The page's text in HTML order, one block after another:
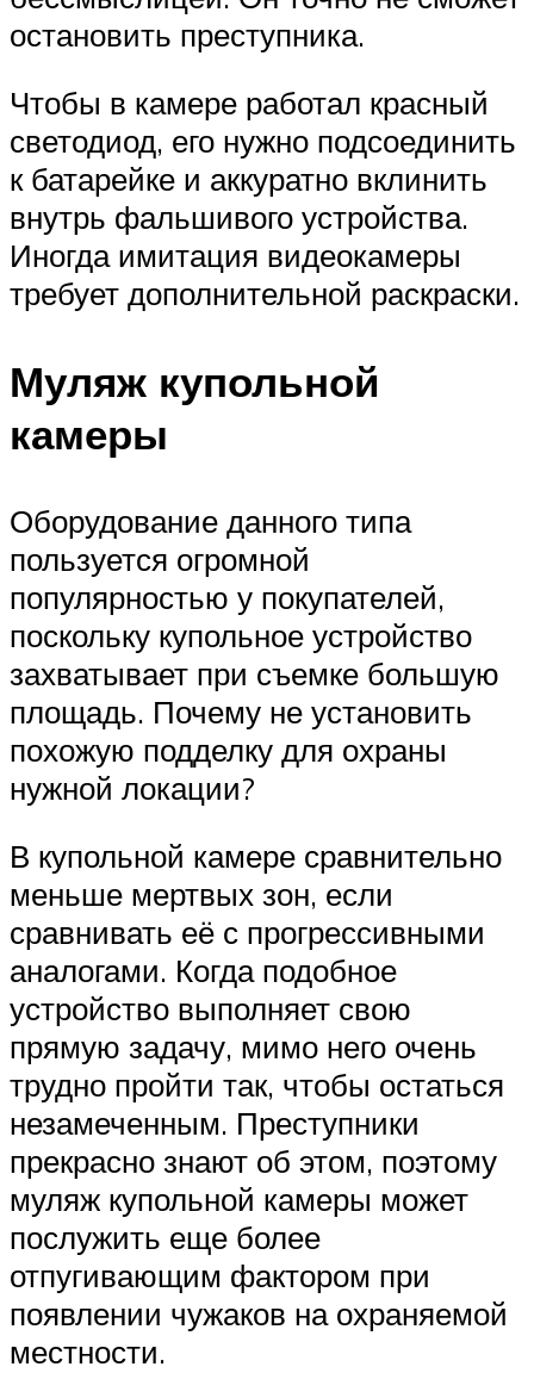
остановить преступника.
Чтобы в камере работал красный
светодиод, его нужно подсоединить
к батарейке и аккуратно вклинить
внутрь фальшивого устройства.
Иногда имитация видеокамеры
требует дополнительной раскраски.
Муляж купольной
камеры
Оборудование данного типа
пользуется огромной
популярностью у покупателей,
поскольку купольное устройство
захватывает при съемке большую
площадь. Почему не установить
похожую подделку для охраны
нужной локации?
В купольной камере сравнительно
меньше мертвых зон, если
сравнивать её с прогрессивными
аналогами. Когда подобное
устройство выполняет свою
прямую задачу, мимо него очень
трудно пройти так, чтобы остаться
незамеченным. Преступники
прекрасно знают об этом, поэтому
муляж купольной камеры может
послужить еще более
отпугивающим фактором при
появлении чужаков на охраняемой
местности.